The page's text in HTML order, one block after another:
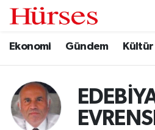
Ekonomi Gündem
Ekonomi
Kültür & Sanat
Hava Durumu
Süper Lig Puan Durumu